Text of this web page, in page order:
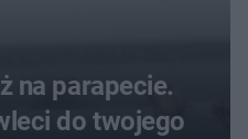
na parapecie.
do twojego